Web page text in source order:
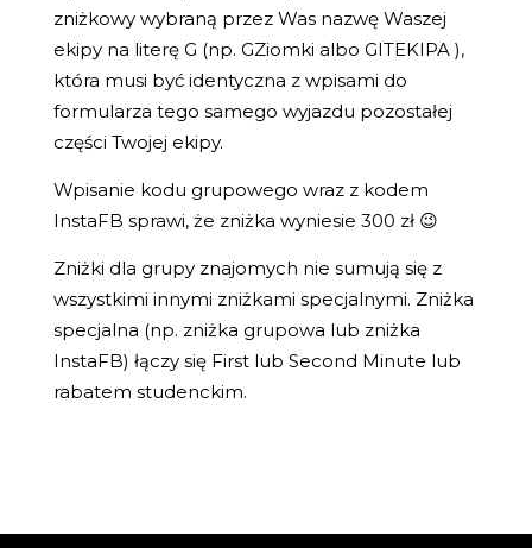
zniżkowy wybraną przez Was nazwę Waszej
ekipy na literę G (np. GZiomki albo GITEKIPA ),
która musi być identyczna z wpisami do
formularza tego samego wyjazdu pozostałej
części Twojej ekipy.
Wpisanie kodu grupowego wraz z kodem
InstaFB sprawi, że zniżka wyniesie 300 zł 😉
Zniżki dla grupy znajomych nie sumują się z
wszystkimi innymi zniżkami specjalnymi. Zniżka
specjalna (np. zniżka grupowa lub zniżka
InstaFB) łączy się First lub Second Minute lub
rabatem studenckim.